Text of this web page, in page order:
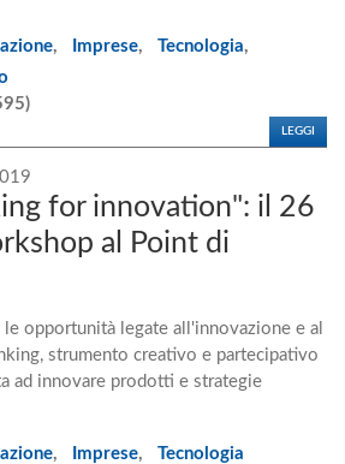
, Imprese, Tecnologia,
LEGGI
for innovation": il 26
al Point di
opportunità legate all'innovazione e al
strumento creativo e partecipativo
ad innovare prodotti e strategie
, Imprese, Tecnologia